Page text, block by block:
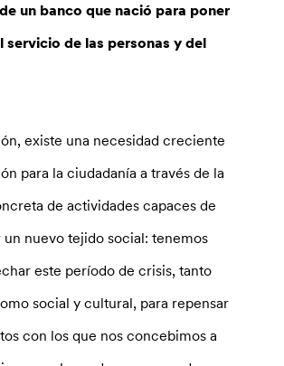
un banco que nació para poner
servicio de las personas y del
existe una necesidad creciente
para la ciudadanía a través de la
de actividades capaces de
nuevo tejido social: tenemos
este período de crisis, tanto
social y cultural, para repensar
con los que nos concebimos a